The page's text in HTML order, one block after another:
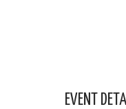
EVENT